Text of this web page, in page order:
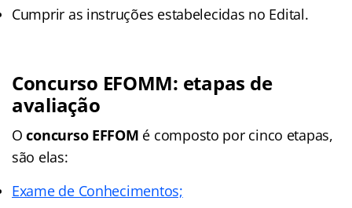
Cumprir as instruções estabelecidas no Edital.
Concurso EFOMM: etapas de
avaliação
Oconcurso EFFOM é composto por cinco etapas,
são elas:
Exame de Conhecimentos;